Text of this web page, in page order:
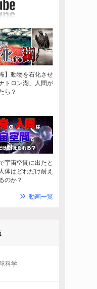
】動物を石化させ
トロン湖」人間が
ら？
宇宙空間に出たと
体はどれだけ耐え
のか？
動画一覧
科学